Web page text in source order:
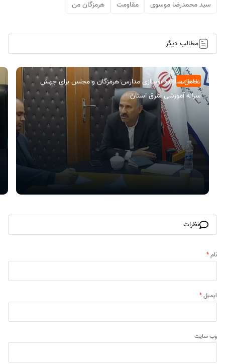
سید محمدرضا موسوی مقاومت هرمزگان من
مطالب دیگر
اجتماعی
تعامل سازنده نوسازی مدارس هرمزگان و مجلس برای جهش
سرانه آموزشی شرق استان
نظرات
نام*
ایمیل*
وب‌ سایت